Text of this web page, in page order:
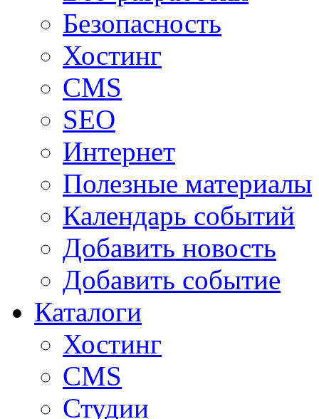
Безопасность
Хостинг
CMS
SEO
Интернет
Полезные материалы
Календарь событий
Добавить новость
Добавить событие
Каталоги
Хостинг
CMS
Студии